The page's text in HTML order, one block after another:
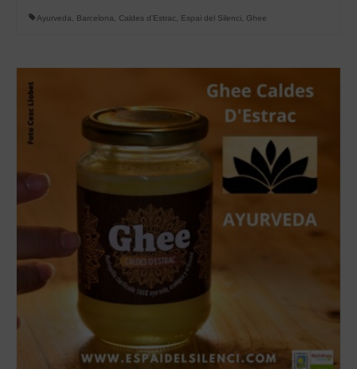
Ayurveda Barcelona Caldes d'Estrac Espai del Silenci Ghee